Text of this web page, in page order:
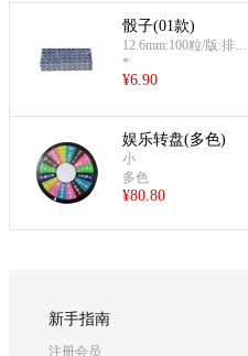
骰子(01款)
12.6mm:100粒/版:排列
整齐
*
¥6.90
娱乐转盘(多色)
小
多色
¥80.80
新手指南
注册会员